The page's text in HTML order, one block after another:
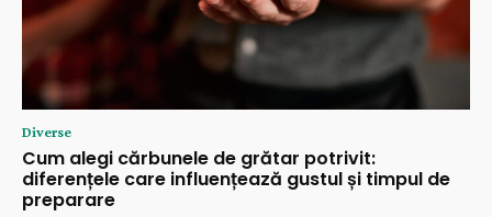
Diverse
Cum alegi cărbunele de grătar potrivit:
diferențele care influențează gustul și timpul de
preparare